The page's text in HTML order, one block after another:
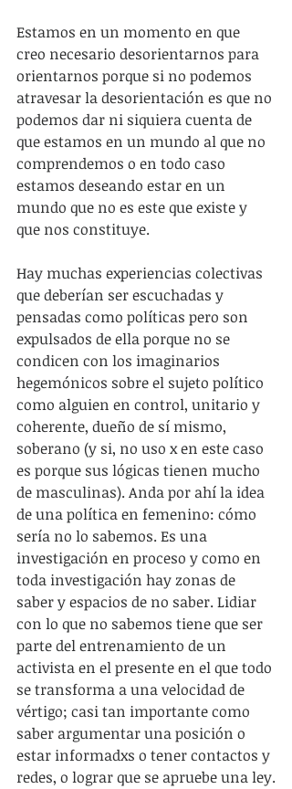
Estamos en un momento en que
creo necesario desorientarnos para
orientarnos porque si no podemos
atravesar la desorientación es que no
podemos dar ni siquiera cuenta de
que estamos en un mundo al que no
comprendemos o en todo caso
estamos deseando estar en un
mundo que no es este que existe y
que nos constituye.
Hay muchas experiencias colectivas
que deberían ser escuchadas y
pensadas como políticas pero son
expulsados de ella porque no se
condicen con los imaginarios
hegemónicos sobre el sujeto político
como alguien en control, unitario y
coherente, dueño de sí mismo,
soberano (y si, no uso x en este caso
es porque sus lógicas tienen mucho
de masculinas). Anda por ahí la idea
de una política en femenino: cómo
sería no lo sabemos. Es una
investigación en proceso y como en
toda investigación hay zonas de
saber y espacios de no saber. Lidiar
con lo que no sabemos tiene que ser
parte del entrenamiento de un
activista en el presente en el que todo
se transforma a una velocidad de
vértigo; casi tan importante como
saber argumentar una posición o
estar informadxs o tener contactos y
redes, o lograr que se apruebe una ley.